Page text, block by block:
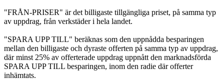
"FRÅN-PRISER" är det billigaste tillgängliga priset, på samma typ
av uppdrag, från verkstäder i hela landet.
"SPARA UPP TILL" beräknas som den uppnådda besparingen
mellan den billigaste och dyraste offerten på samma typ av uppdrag,
där minst 25% av offerterade uppdrag uppnått den marknadsförda
SPARA UPP TILL besparingen, inom den radie där offerter
inhämtats.